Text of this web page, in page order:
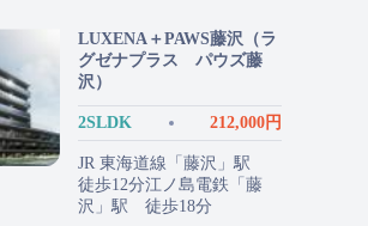
LUXENA＋PAWS藤沢（ラ
グゼナプラス パウズ藤
沢）
2SLDK 212,000円
JR 東海道線「藤沢」駅
徒歩12分江ノ島電鉄「藤
沢」駅 徒歩18分